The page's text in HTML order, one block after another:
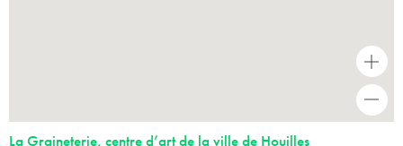
+
La Graineterie, centre d’art de la ville de Houilles